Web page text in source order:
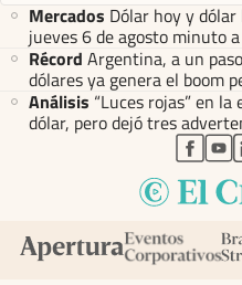
Mercados Dólar hoy y
jueves 6 de agosto minuto
Récord Argentina, a un
dólares ya genera el boom
Análisis “Luces rojas” en
dólar, pero dejó tres
abre